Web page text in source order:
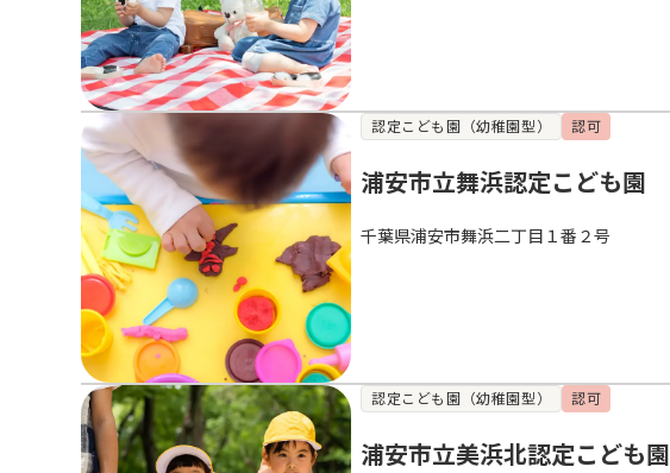
認定こども園（幼稚園型） 認可
浦安市立舞浜認定こども園
千葉県浦安市舞浜二丁目１番２号
認定こども園（幼稚園型） 認可
浦安市立美浜北認定こども園